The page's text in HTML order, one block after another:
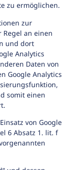
zu ermöglichen.
zur
an einen
und dort
Analytics
Daten von
Google Analytics
somit einen
von Google
6 Absatz 1. lit. f